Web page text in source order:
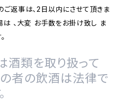
ご返事は、2日以内にさせて頂きま
は 、大変 お手数をお掛け致し ま
酒類を取り扱って
者の飲酒は法律で